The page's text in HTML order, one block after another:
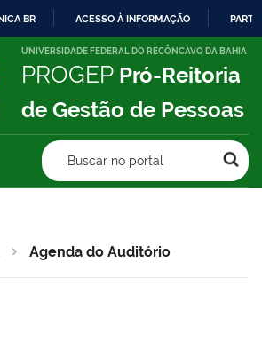
IR
PARA
CONTEÚDO
BR ACESSO À INFORMAÇÃO
UNIVERSIDADE FEDERAL DO RECÔNCAVO DA BAHIA
PROGEP Pró-Reitoria
de Gestão de Pessoas
Buscar no portal
Agenda do Auditório